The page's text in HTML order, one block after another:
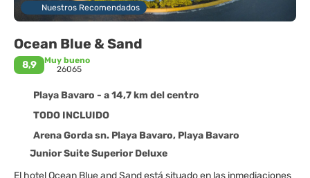
Nuestros Recomendados
Ocean Blue & Sand
8,9
Muy bueno
26065
Playa Bavaro - a 14,7 km del centro
TODO INCLUIDO
Arena Gorda sn. Playa Bavaro, Playa Bavaro
Junior Suite Superior Deluxe
El hotel Ocean Blue and Sand está situado en las inmediaciones